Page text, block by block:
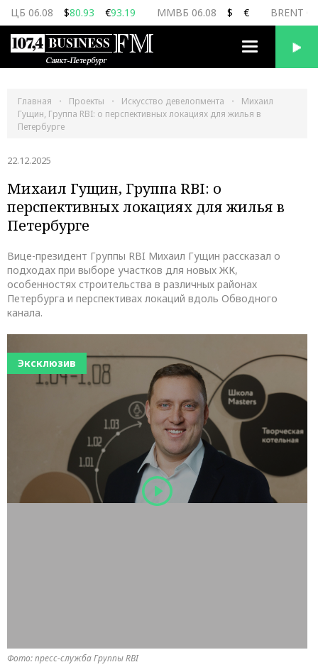
ЦБ 06.08 $80.93 €93.19 ММВБ 06.08 $ € BRENT
Переключить
Главная Проекты Искусство девелопмента
Михаил
Гущин, Группа RBI: о перспективных локациях для жилья в
Петербурге
22.12.2025
Михаил Гущин, Группа RBI: о
перспективных локациях для жилья в
Петербурге
Вице-президент Группы RBI Михаил Гущин рассказал о
подходах при выборе участков для новых ЖК,
особенностях строительства в различных районах
Петербурга и перспективах локаций вдоль Обводного
канала.
Эксклюзив
Фото: пресс-служба Группы RBI